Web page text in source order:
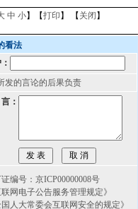
中 小】【打印 】 【 关闭 】
看法
发的言论的后果负责
：
编号：京ICP00000008号
网电子公告服务管理规定》
人大常委会互联网安全的规定》